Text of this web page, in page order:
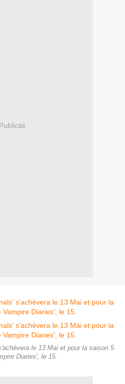
Publicité
le 13 Mai et pour la saison 5
Diaries', le 15.